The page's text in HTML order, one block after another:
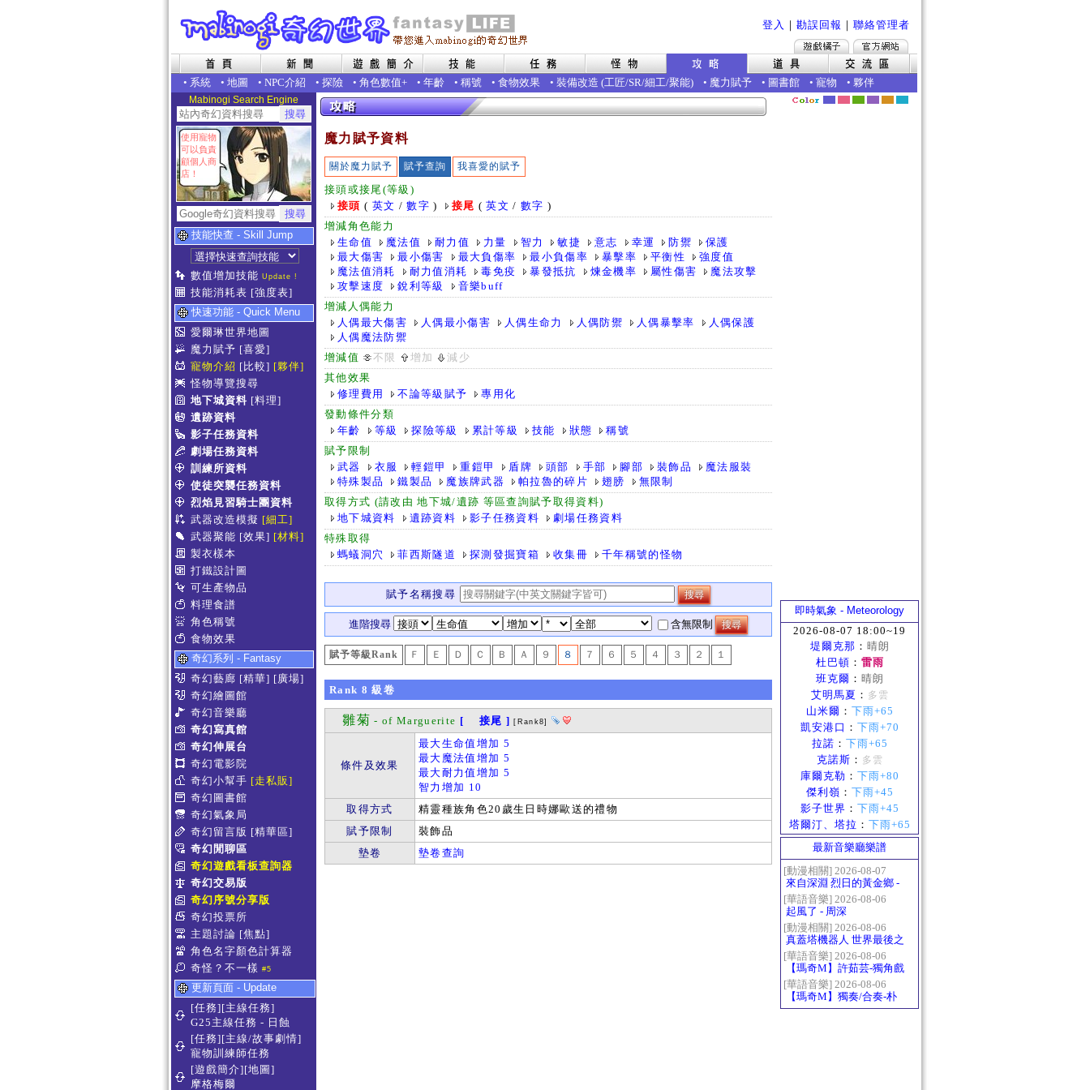
登入 ｜ 勘誤回報 ｜ 聯絡管理者
• 系統 • 地圖 • NPC介紹 • 探險 • 角色數值+ • 年齡 • 稱號 • 食物效果 • 裝備改造 (工匠/SR/細工/聚能) • 魔力賦予 • 圖書館 • 寵物 • 夥伴
Mabinogi Search Engine
使用寵物
可以負責
顧個人商
店！
技能快查 - Skill Jump
數值增加技能 Update !
技能消耗表 [強度表]
快速功能 - Quick Menu
愛爾琳世界地圖
魔力賦予 [喜愛]
寵物介紹 [比較] [夥伴]
怪物導覽搜尋
地下城資料 [料理]
遺跡資料
影子任務資料
劇場任務資料
訓練所資料
使徒突襲任務資料
烈焰見習騎士團資料
武器改造模擬 [細工]
武器聚能 [效果] [材料]
製衣樣本
打鐵設計圖
可生產物品
料理食譜
角色稱號
食物效果
奇幻系列 - Fantasy
奇幻藝廊 [精華] [廣場]
奇幻繪圖館
奇幻音樂廳
奇幻寫真館
奇幻伸展台
奇幻電影院
奇幻小幫手 [走私販]
奇幻圖書館
奇幻氣象局
奇幻留言版 [精華區]
奇幻閒聊區
奇幻遊戲看板查詢器
奇幻交易版
奇幻序號分享版
奇幻投票所
主題討論 [焦點]
角色名字顏色計算器
奇怪？不一樣 #5
更新頁面 - Update
[任務][主線任務]
G25主線任務 - 日蝕
[任務][主線/故事劇情]
寵物訓練師任務
[遊戲簡介][地圖]
摩格梅爾
魔力賦予資料
關於魔力賦予 賦予查詢 我喜愛的賦予
接頭或接尾(等級)
接頭 ( 英文 /數字 ) 接尾 (英文 /數字 )
增減角色能力
生命值
魔法值 耐力值 力量 智力 敏捷 意志 幸運 防禦
保護
最大傷害
最小傷害 最大負傷率 最小負傷率 暴擊率 平衡性
強度值
魔法值消耗
耐力值消耗 毒免疫 暴發抵抗 煉金機率 屬性傷害
魔法攻擊
攻擊速度
銳利等級
音樂buff
增減人偶能力
人偶最大傷害
人偶最小傷害 人偶生命力 人偶防禦 人偶暴擊率
人偶保護
人偶魔法防禦
增減值
不限 增加
減少
其他效果
修理費用
不論等級賦予
專用化
發動條件分類
年齡
等級 探險等級 累計等級 技能 狀態
稱號
賦予限制
武器
衣服 輕鎧甲 重鎧甲 盾牌 頭部 手部 腳部 裝飾品
魔法服裝
特殊製品
鐵製品 魔族牌武器 帕拉魯的碎片 翅膀
無限制
取得方式 (請改由 地下城/遺跡 等區查詢賦予取得資料)
地下城資料
遺跡資料 影子任務資料
劇場任務資料
特殊取得
螞蟻洞穴
菲西斯隧道 探測發掘寶箱 收集冊 千年稱號的怪物
賦予名稱搜尋
進階搜尋 含無限制
賦予等級Rank Ｆ Ｅ Ｄ Ｃ Ｂ Ａ ９ ８ ７ ６ ５ ４ ３ ２ １
Rank 8 級卷
雛菊 - of Marguerite [ 接尾 ] [Rank8]
條件及效果
最大生命值增加 5
最大魔法值增加 5
最大耐力值增加 5
智力增加 10
取得方式
精靈種族角色20歲生日時娜歐送的禮物
賦予限制
裝飾品
墊卷
墊卷查詢
即時氣象 - Meteorology
2026-08-07 18:00~19
堤爾克那 ： 晴朗
杜巴頓 ： 雷雨
班克爾 ： 晴朗
艾明馬夏 ： 多雲
山米爾 ： 下雨+65
凱安港口 ： 下雨+70
拉諾 ： 下雨+65
克諾斯 ： 多雲
庫爾克勒 ： 下雨+80
傑利嶺 ： 下雨+45
影子世界 ： 下雨+45
塔爾汀、塔拉 ： 下雨+65
最新音樂廳樂譜
[動漫相關] 2026-08-07
來自深淵 烈日的黃金鄉 -
Gravity
[華語音樂] 2026-08-06
起風了 - 周深
[動漫相關] 2026-08-06
真蓋塔機器人 世界最後之
日OP2 HEATS
[華語音樂] 2026-08-06
【瑪奇M】許茹芸-獨角戲
[華語音樂] 2026-08-06
【瑪奇M】獨奏/合奏-朴
樹-那些花兒